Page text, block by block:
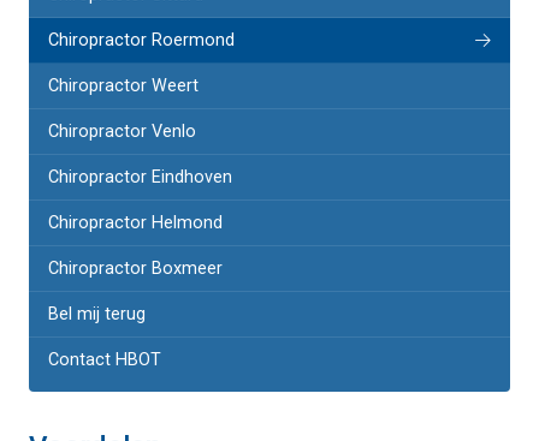
Chiropractor Roermond
Chiropractor Weert
Chiropractor Venlo
Chiropractor Eindhoven
Chiropractor Helmond
Chiropractor Boxmeer
Bel mij terug
Contact HBOT